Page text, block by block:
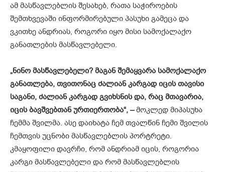
ამ მასწავლებლის შესახებ, რათა საჭიროების
შემთხვევაში ინფორმირებული პასუხი გამეცა და
ვკითხე ანდრიას, როგორი იყო მისი სამოქალაქო
განათლების მასწავლებელი.
„ნინო მასწავლებელი? მაგან შემაყვარა სამოქალაქო
განათლება, თვითონაც ძალიან კარგად იცის თავისი
საგანი, ძალიან კარგად გვიხსნის და, რაც მთავარია,
იცის ბავშვებთან ურთიერთობა“, –მოკლედ მიპასუხა
ჩემმა შვილმა. ასე დაიხატა ჩემ თვალწინ ჩემი შვილის
ჩემთვის უცნობი მასწავლებლის პორტრეტი.
კმაყოფილი დავრჩი, რომ ანდრიამ იცის, როგორია
კარგი მასწავლებელი და რომ მასწავლებლის